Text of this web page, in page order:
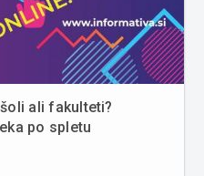
ali fakulteti?
po spletu